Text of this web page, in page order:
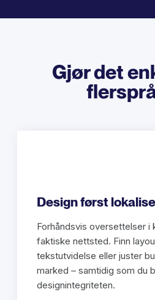
Gjør det
Design først
Forhåndsvis oversettelser i
faktiske nettsted. Finn
tekstutvidelse eller juster
marked – samtidig som du
designintegriteten.